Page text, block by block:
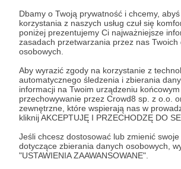
Dbamy o Twoją prywatność i chcemy,
korzystania z naszych usług czuł się
poniżej prezentujemy Ci najważniejsze
zasadach przetwarzania przez nas Twoich
osobowych.
Aby wyrazić zgody na korzystanie z
automatycznego śledzenia i zbierania
informacji na Twoim urządzeniu końcowym
przechowywanie przez Crowd8 sp. z o.o.
zewnętrzne, które wspierają nas w
kliknij AKCEPTUJĘ I PRZECHODZĘ DO
Jeśli chcesz dostosować lub zmienić
dotyczące zbierania danych osobowych,
"USTAWIENIA ZAAWANSOWANE".
Telefon *
dodatkowe pytania
Treść wiadomości *